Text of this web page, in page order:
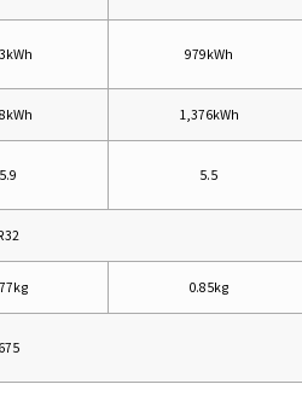
979kWh
1,376kWh
5.9 5.5
0.85kg
675